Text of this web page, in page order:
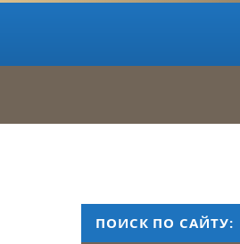
ПОИСК ПО САЙТУ: